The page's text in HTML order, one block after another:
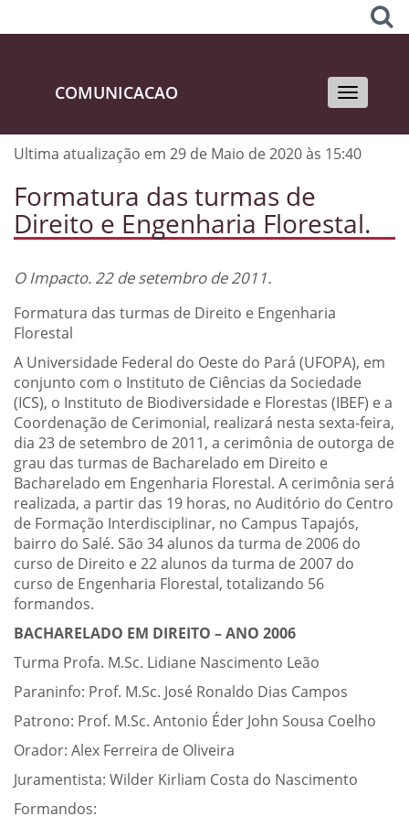
Toggle
COMUNICACAO
Ultima atualização em 29 de Maio de 2020 às 15:40
Formatura das turmas de
Direito e Engenharia Florestal.
O Impacto. 22 de setembro de 2011.
Formatura das turmas de Direito e Engenharia
Florestal
A Universidade Federal do Oeste do Pará (UFOPA), em
conjunto com o Instituto de Ciências da Sociedade
(ICS), o Instituto de Biodiversidade e Florestas (IBEF) e a
Coordenação de Cerimonial, realizará nesta sexta-feira,
dia 23 de setembro de 2011, a cerimônia de outorga de
grau das turmas de Bacharelado em Direito e
Bacharelado em Engenharia Florestal. A cerimônia será
realizada, a partir das 19 horas, no Auditório do Centro
de Formação Interdisciplinar, no Campus Tapajós,
bairro do Salé. São 34 alunos da turma de 2006 do
curso de Direito e 22 alunos da turma de 2007 do
curso de Engenharia Florestal, totalizando 56
formandos.
BACHARELADO EM DIREITO – ANO 2006
Turma Profa. M.Sc. Lidiane Nascimento Leão
Paraninfo: Prof. M.Sc. José Ronaldo Dias Campos
Patrono: Prof. M.Sc. Antonio Éder John Sousa Coelho
Orador: Alex Ferreira de Oliveira
Juramentista: Wilder Kirliam Costa do Nascimento
Formandos: